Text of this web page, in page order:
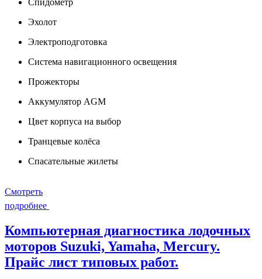
Спидометр
Эхолот
Электроподготовка
Система навигационного освещения
Прожекторы
Аккумулятор AGM
Цвет корпуса на выбор
Транцевые колёса
Спасательные жилеты
Смотреть
подробнее
Компьютерная диагностика лодочных
моторов Suzuki, Yamaha, Mercury.
Прайс лист типовых работ.